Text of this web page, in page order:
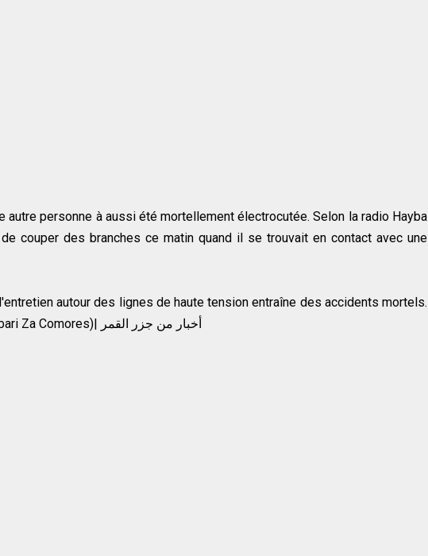
autre personne à aussi été mortellement électrocutée. Selon la radio Hayba
couper des branches ce matin quand il se trouvait en contact avec une
autour des lignes de haute tension entraîne des accidents mortels.
(Habari Za Comores)| أخبار من جزر القمر